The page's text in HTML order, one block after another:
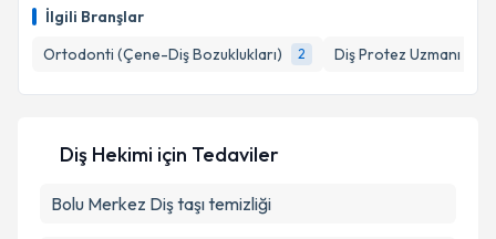
İlgili Branşlar
Ortodonti (Çene-Diş Bozuklukları)
2 Diş Protez Uzmanı
takvim hazırlandığında e-posta ile bilgilendireceğiz.
Metni 'ni okudum ve kişisel verilerimin belirtilen
Diş Hekimi için Tedaviler
Bolu Merkez Diş taşı temizliği